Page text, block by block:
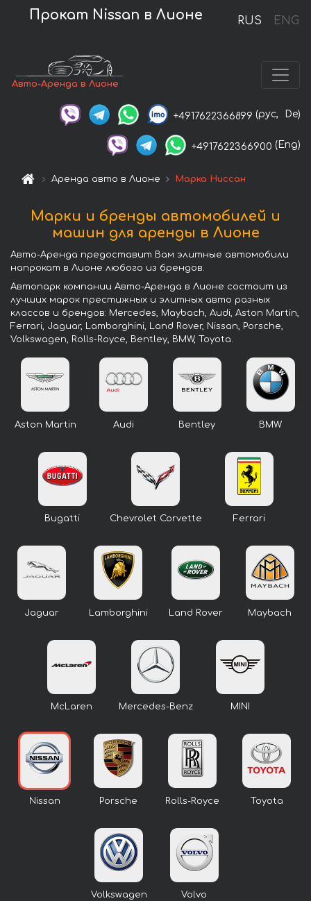
RUS ENG
Прокат Nissan в Лионе
Авто-Аренда в Лионе
+4917622366899 (рус, De)
+4917622366900 (Eng)
Аренда авто в Лионе Марка Ниссан
Марки и бренды автомобилей и
машин для аренды в Лионе
Авто-Аренда предоставит Вам элитные автомобили
напрокат в Лионе любого из брендов.
Автопарк компании Авто-Аренда в Лионе состоит из
лучших марок престижных и элитных авто разных
классов и брендов: Mercedes, Maybach, Audi, Aston Martin,
Ferrari, Jaguar, Lamborghini, Land Rover, Nissan, Porsche,
Volkswagen, Rolls-Royce, Bentley, BMW, Toyota.
Aston Martin Audi Bentley BMW
Bugatti Chevrolet Corvette Ferrari
Jaguar Lamborghini Land Rover Maybach
McLaren Mercedes-Benz MINI
Nissan Porsche Rolls-Royce Toyota
Volkswagen Volvo